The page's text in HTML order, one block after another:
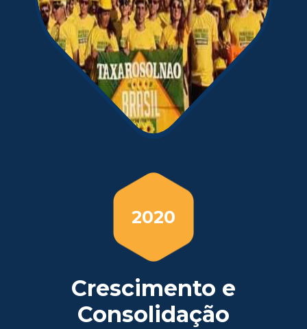
2020
Crescimento e
Consolidação